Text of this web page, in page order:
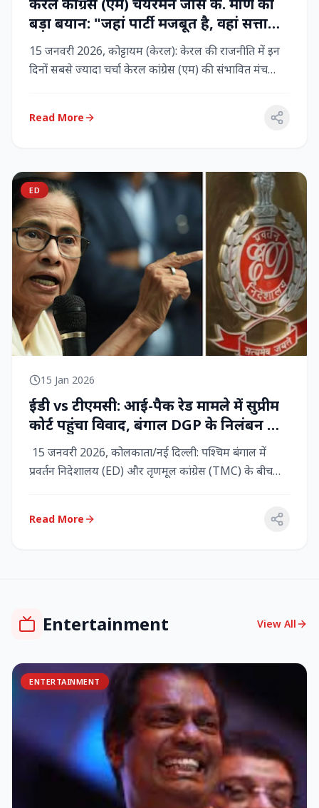
बड़ा बयान: "जहां पार्टी मजबूत है, वहां सत्ता
बनी रहेगी" – LDF के साथ बने रहने पर जोर
15 जनवरी 2026, कोट्टायम (केरल): केरल की राजनीति में इन
दिनों सबसे ज्यादा चर्चा केरल कांग्रेस (एम) की संभावित मंच
Read More
ED
15 Jan 2026
ईडी vs टीएमसी: आई-पैक रेड मामले में सुप्रीम
कोर्ट पहुंचा विवाद, बंगाल DGP के निलंबन की
मांग, कलकत्ता हाईकोर्ट में CBI छापेमारी
15 जनवरी 2026, कोलकाता/नई दिल्ली: पश्चिम बंगाल में
प्रवर्तन निदेशालय (ED) और तृणमूल कांग्रेस (TMC) के बीच
Read More
Entertainment View All
ENTERTAINMENT